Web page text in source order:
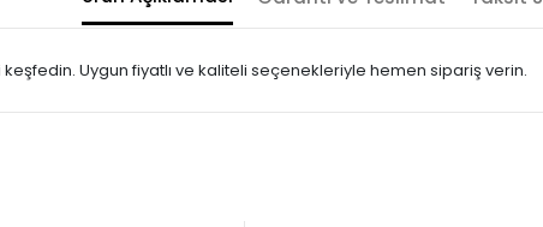
Uygun fiyatlı ve kaliteli seçenekleriyle hemen sipariş verin.